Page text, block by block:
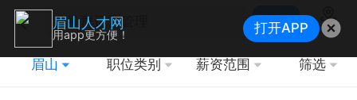
搜索
地图
眉山 职位类别 薪资范围 筛选
眉山人才网
用app更方便！ 打开APP